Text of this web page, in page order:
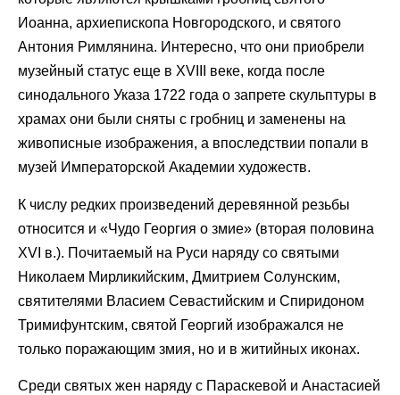
Иоанна, архиепископа Новгородского, и святого
Антония Римлянина. Интересно, что они приобрели
музейный статус еще в XVIII веке, когда после
синодального Указа 1722 года о запрете скульптуры в
храмах они были сняты с гробниц и заменены на
живописные изображения, а впоследствии попали в
музей Императорской Академии художеств.
К числу редких произведений деревянной резьбы
относится и «Чудо Георгия о змие» (вторая половина
XVI в.). Почитаемый на Руси наряду со святыми
Николаем Мирликийским, Дмитрием Солунским,
святителями Власием Севастийским и Спиридоном
Тримифунтским, святой Георгий изображался не
только поражающим змия, но и в житийных иконах.
Среди святых жен наряду с Параскевой и Анастасией